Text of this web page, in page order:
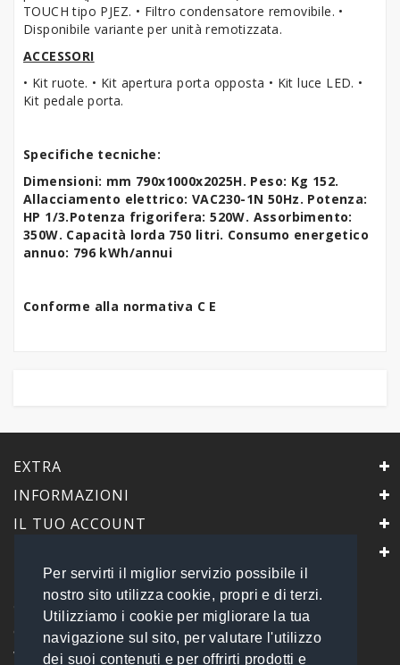
Per servirti il miglior servizio possibile il
nostro sito utilizza cookie, propri e di terzi.
Utilizziamo i cookie per migliorare la tua
navigazione sul sito, per valutare l'utilizzo
dei suoi contenuti e per offrirti prodotti e
TOUCH tipo PJEZ. • Filtro condensatore removibile. •
Disponibile variante per unità remotizzata.
ACCESSORI
• Kit ruote. • Kit apertura porta opposta • Kit luce LED. •
Kit pedale porta.
Specifiche tecniche:
Dimensioni: mm 790x1000x2025H. Peso: Kg 152.
Allacciamento elettrico: VAC230-1N 50Hz. Potenza:
HP 1/3.Potenza frigorifera: 520W. Assorbimento:
350W. Capacità lorda 750 litri. Consumo energetico
annuo: 796 kWh/annui
Conforme alla normativa C E
EXTRA
INFORMAZIONI
IL TUO ACCOUNT
PrimaScelta Point
è un marchio di
Global Service B2B Srls a socio unico
Via Tolemaide, 15 - 00192 Roma